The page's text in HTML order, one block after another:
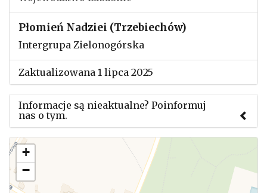
Płomień Nadziei (Trzebiechów)
Intergrupa Zielonogórska
Zaktualizowana 1 lipca 2025
Informacje są nieaktualne? Poinformuj
nas o tym.
Użyj tego formularza aby przesłać informację o
zmianach w powyższym mityngu.
+
−